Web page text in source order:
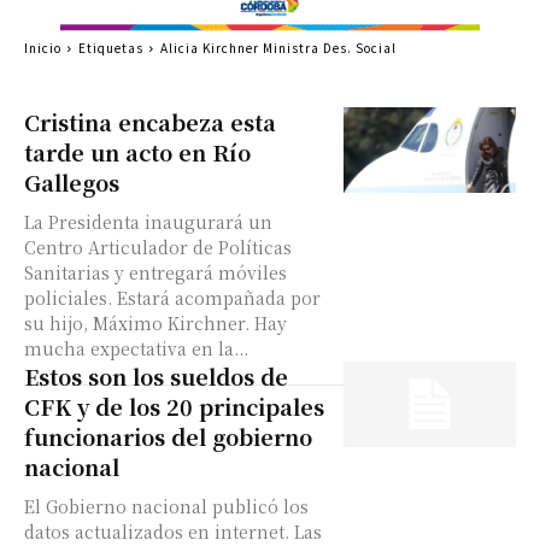
Cristina encabeza esta
tarde un acto en Río
Gallegos
La Presidenta inaugurará un
Centro Articulador de Políticas
Sanitarias y entregará móviles
policiales. Estará acompañada por
su hijo, Máximo Kirchner. Hay
mucha expectativa en la...
Estos son los sueldos de
CFK y de los 20 principales
funcionarios del gobierno
nacional
El Gobierno nacional publicó los
datos actualizados en internet. Las
Inicio Etiquetas Alicia Kirchner Ministra Des. Social